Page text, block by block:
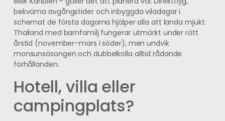
bekväma avgångstider och inbyggda viladagar i
schemat de första dagarna hjälper alla att landa mjukt.
Thailand med barnfamilj fungerar utmärkt under rätt
årstid (november–mars i söder), men undvik
monsunsäsongen och dubbelkolla alltid rådande
förhållanden.
Hotell, villa eller
campingplats?